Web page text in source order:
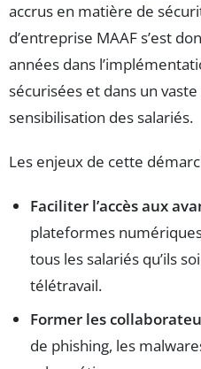
accrus en matière de
d’entreprise MAAF s’est
années dans
sécurisées et dans un
sensibilisation des salariés.
Les enjeux de cette
Faciliter l’accès aux
plateformes
tous les salariés qu’ils
télétravail.
Former les
de phishing, les